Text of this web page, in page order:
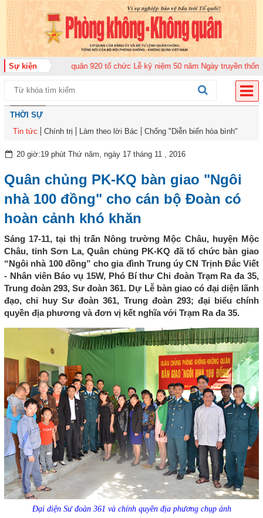
Sự kiện
đoàn Không quân 920 tổ chức Lễ kỷ niệm 50 năm Ngày truyền thống (12-
THỜI SỰ
Tin tức
Chính trị Làm theo lời Bác Chống "Diễn biến hòa bình"
20 giờ:19 phút Thứ năm, ngày 17 tháng 11 , 2016
Quân chủng PK-KQ bàn giao "Ngôi
nhà 100 đồng" cho cán bộ Đoàn có
hoàn cảnh khó khăn
Sáng 17-11, tại thị trấn Nông trường Mộc Châu, huyện Mộc
Châu, tỉnh Sơn La, Quân chủng PK-KQ đã tổ chức bàn giao
“Ngôi nhà 100 đồng” cho gia đình Trung úy CN Trịnh Đắc Viết
- Nhân viên Báo vụ 15W, Phó Bí thư Chi đoàn Trạm Ra đa 35,
Trung đoàn 293, Sư đoàn 361. Dự Lễ bàn giao có đại diện lãnh
đạo, chỉ huy Sư đoàn 361, Trung đoàn 293; đại biểu chính
quyền địa phương và đơn vị kết nghĩa với Trạm Ra đa 35.
Đại diện Sư đoàn 361 và chính quyền địa phương chụp ảnh